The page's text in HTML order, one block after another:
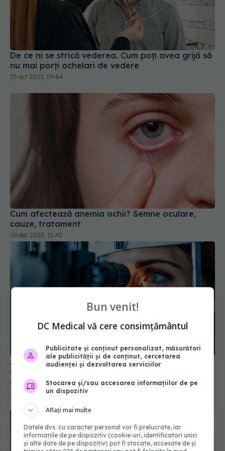
De ce ni se strică vederea. Cum poți avea grijă să
nu mai porți ochelari de vedere
25 oct 2023, 09:44
Cum afectează anemia ochii? Semne oculare,
cauze, tratament
09 dec 2025, 21:45
Alimentele esențiale pentru sănătatea ochilor.
Conțin nutrienții care te protejează împotriva
degenerescenței maculare
06 aug 2024, 13:54
Bun venit!
DC Medical vă cere consimțământul
Publicitate și conținut personalizat, măsurători
ale publicității și de conținut, cercetarea
audienței și dezvoltarea serviciilor
Stocarea și/sau accesarea informațiilor de pe
un dispozitiv
Aflați mai multe
Datele dvs. cu caracter personal vor fi prelucrate, iar
informațiile de pe dispozitiv (cookie-uri, identificatori unici
și alte date de pe dispozitiv) pot fi stocate, accesate de și